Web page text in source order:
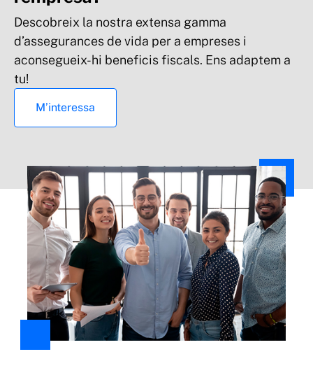
Descobreix la nostra extensa gamma
d’assegurances de vida per a empreses i
aconsegueix-hi beneficis fiscals. Ens adaptem a
tu!
M’interessa